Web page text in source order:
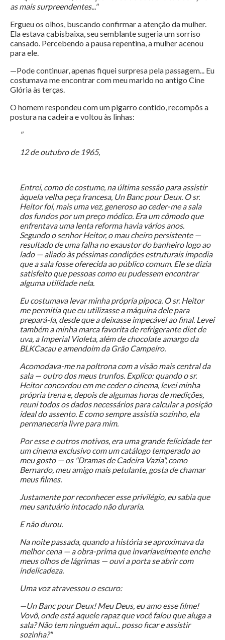
as mais surpreendentes..."
Ergueu os olhos, buscando confirmar a atenção da mulher.
Ela estava cabisbaixa, seu semblante sugeria um sorriso
cansado. Percebendo a pausa repentina, a mulher acenou
para ele.
—Pode continuar, apenas fiquei surpresa pela passagem... Eu
costumava me encontrar com meu marido no antigo Cine
Glória às terças.
O homem respondeu com um pigarro contido, recompôs a
postura na cadeira e voltou às linhas:
"
12 de outubro de 1965,
Entrei, como de costume, na última sessão para assistir
àquela velha peça francesa, Un Banc pour Deux. O sr.
Heitor foi, mais uma vez, generoso ao ceder-me a sala
dos fundos por um preço módico. Era um cômodo que
enfrentava uma lenta reforma havia vários anos.
Segundo o senhor Heitor, o mau cheiro persistente —
resultado de uma falha no exaustor do banheiro logo ao
lado — aliado às péssimas condições estruturais impedia
que a sala fosse oferecida ao público comum. Ele se dizia
satisfeito que pessoas como eu pudessem encontrar
alguma utilidade nela.
Eu costumava levar minha própria pipoca. O sr. Heitor
me permitia que eu utilizasse a máquina dele para
prepará-la, desde que a deixasse impecável ao final. Levei
também a minha marca favorita de refrigerante diet de
uva, a Imperial Violeta, além de chocolate amargo da
BLKCacau e amendoim da Grão Campeiro.
Acomodava-me na poltrona com a visão mais central da
sala — outro dos meus trunfos. Explico: quando o sr.
Heitor concordou em me ceder o cinema, levei minha
própria trena e, depois de algumas horas de medições,
reuni todos os dados necessários para calcular a posição
ideal do assento. E como sempre assistia sozinho, ela
permaneceria livre para mim.
Por esse e outros motivos, era uma grande felicidade ter
um cinema exclusivo com um catálogo temperado ao
meu gosto — os "Dramas de Cadeira Vazia", como
Bernardo, meu amigo mais petulante, gosta de chamar
meus filmes.
Justamente por reconhecer esse privilégio, eu sabia que
meu santuário intocado não duraria.
E não durou.
Na noite passada, quando a história se aproximava da
melhor cena — a obra-prima que invariavelmente enche
meus olhos de lágrimas — ouvi a porta se abrir com
indelicadeza.
Uma voz atravessou o escuro:
—Un Banc pour Deux! Meu Deus, eu amo esse filme!
Vovô, onde está aquele rapaz que você falou que aluga a
sala? Não tem ninguém aqui... posso ficar e assistir
sozinha?"